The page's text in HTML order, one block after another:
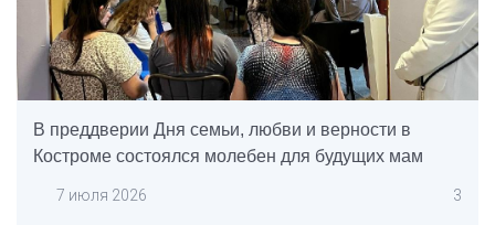
В преддверии Дня семьи, любви и верности в
Костроме состоялся молебен для будущих мам
7 июля 2026 3